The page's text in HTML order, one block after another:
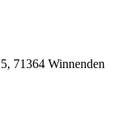
71364 Winnenden